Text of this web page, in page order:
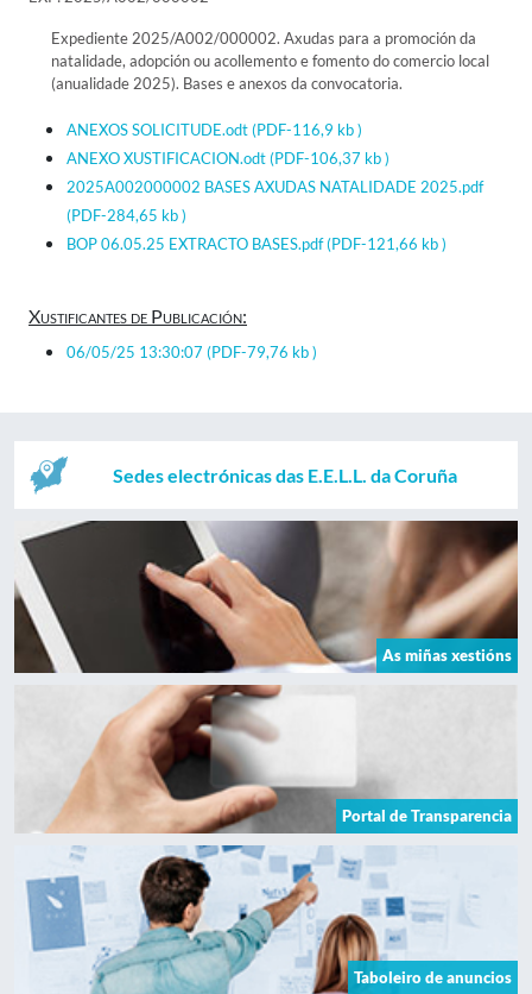
Expediente 2025/A002/000002. Axudas para a promoción da
natalidade, adopción ou acollemento e fomento do comercio local
(anualidade 2025). Bases e anexos da convocatoria.
ANEXOS SOLICITUDE.odt(PDF-116,9 kb )
ANEXO XUSTIFICACION.odt(PDF-106,37 kb )
2025A002000002 BASES AXUDAS NATALIDADE 2025.pdf
(PDF-284,65 kb )
BOP 06.05.25 EXTRACTO BASES.pdf(PDF-121,66 kb )
Xustificantes de Publicación:
06/05/25 13:30:07 (PDF-79,76 kb )
Sedes electrónicas das E.E.L.L. da Coruña
As miñas xestións
Portal de Transparencia
Taboleiro de anuncios